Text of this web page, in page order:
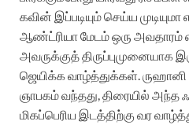
கவின் இப்படியும் செய்ய
ஆண்ட்ரியா மேடம் ஒரு அவதாரம்
அவருக்குத் திருப்புமுனையாக
ஜெயிக்க வாழ்த்துக்கள். ருஹானி
ஞாபகம் வந்தது, திரையில் அந்த
மிகப்பெரிய இடத்திற்கு வர